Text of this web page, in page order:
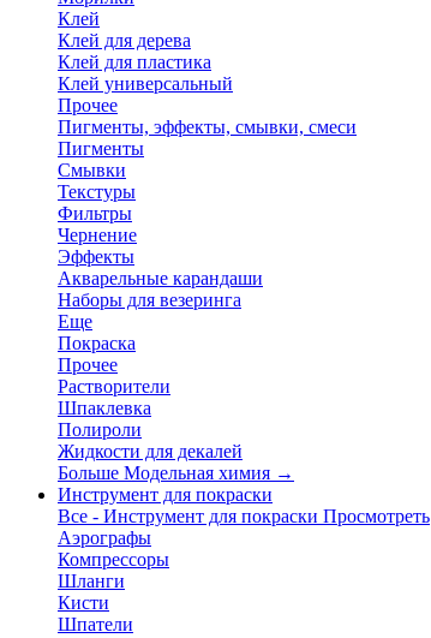
Клей
Клей для дерева
Клей для пластика
Клей универсальный
Прочее
Пигменты, эффекты, смывки, смеси
Пигменты
Смывки
Текстуры
Фильтры
Чернение
Эффекты
Акварельные карандаши
Наборы для везеринга
Еще
Покраска
Прочее
Растворители
Шпаклевка
Полироли
Жидкости для декалей
Больше Модельная химия →
Инструмент для покраски
Все - Инструмент для покраски Просмотреть
Аэрографы
Компрессоры
Шланги
Кисти
Шпатели